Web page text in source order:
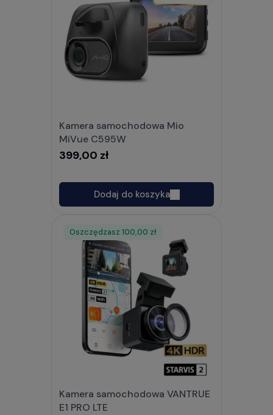
Kamera samochodowa Mio
MiVue C595W
399,00 zł
Dodaj do koszyka
Kamera samochodowa VANTRUE
E1 PRO LTE
Oszczędzasz 100,00 zł
Rabat